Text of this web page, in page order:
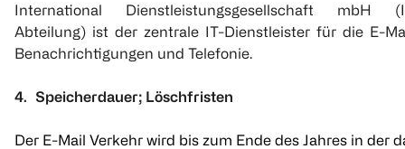
International Dienstleistungsgesellschaft mbH
Abteilung) ist der zentrale IT-Dienstleister für die E-
Benachrichtigungen und Telefonie.
4. Speicherdauer; Löschfristen
Der E-Mail Verkehr wird bis zum Ende des Jahres in der